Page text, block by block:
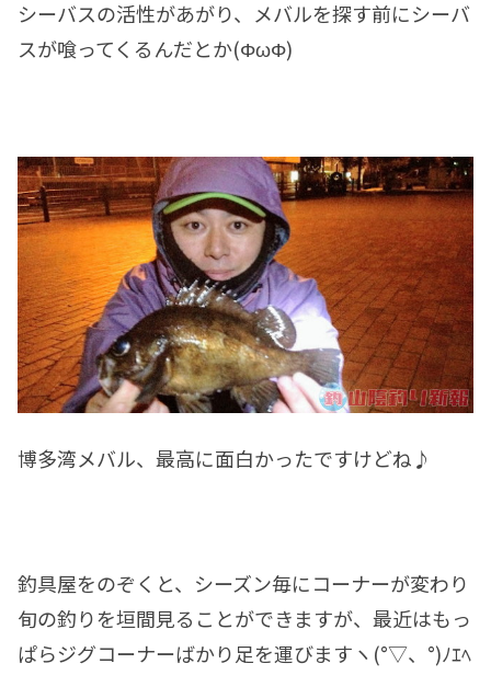
シーバスの活性があがり、メバルを探す前にシーバ
スが喰ってくるんだとか(ΦωΦ)
博多湾メバル、最高に面白かったですけどね♪
釣具屋をのぞくと、シーズン毎にコーナーが変わり
旬の釣りを垣間見ることができますが、最近はもっ
ぱらジグコーナーばかり足を運びますヽ(°▽、°)ﾉｴﾍ